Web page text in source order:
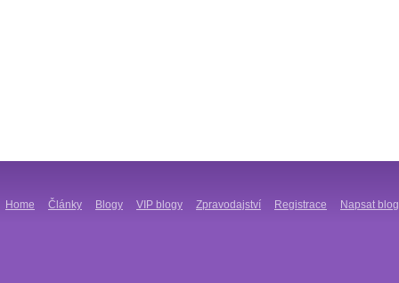
Home Články Blogy VIP blogy Zpravodajství Registrace Napsat blog